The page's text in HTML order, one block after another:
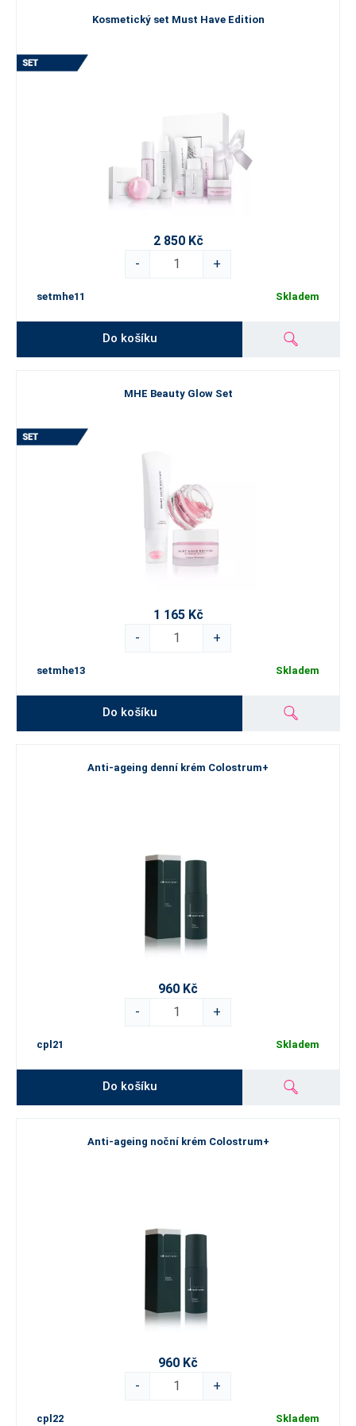
Kosmetický set Must Have Edition
2 850 Kč
-
+
setmhe11 Skladem
Do košíku
MHE Beauty Glow Set
1 165 Kč
-
+
setmhe13 Skladem
Do košíku
Anti-ageing denní krém Colostrum+
960 Kč
-
+
cpl21 Skladem
Do košíku
Anti-ageing noční krém Colostrum+
960 Kč
-
+
cpl22 Skladem